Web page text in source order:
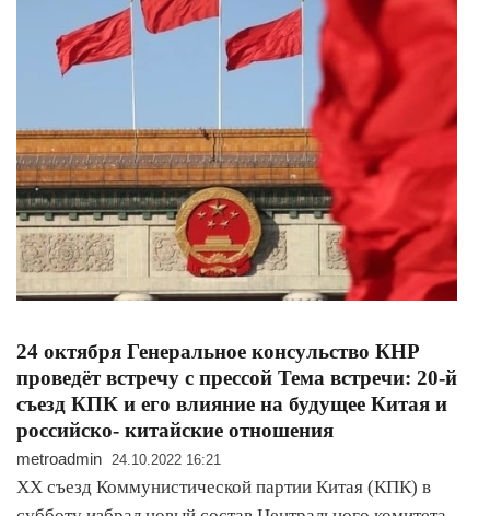
24 октября Генеральное консульство КНР
проведёт встречу с прессой Тема встречи: 20-й
съезд КПК и его влияние на будущее Китая и
российско- китайские отношения
metroadmin 24.10.2022 16:21
XX съезд Коммунистической партии Китая (КПК) в